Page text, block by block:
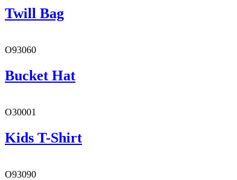
Twill Bag
O93060
Bucket Hat
O30001
Kids T-Shirt
O93090